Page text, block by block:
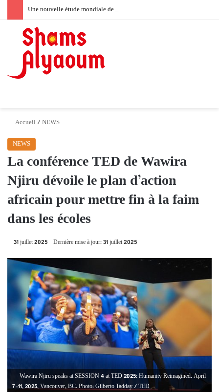
Accueil /NEWS
NEWS
La conférence TED de Wawira
Njiru dévoile le plan d’action
africain pour mettre fin à la faim
dans les écoles
31 juillet 2025 Dernière mise à jour: 31 juillet 2025
Wawira Njiru speaks at SESSION 4 at TED 2025: Humanity Reimagined. April
7-11, 2025, Vancouver, BC. Photo: Gilberto Tadday / TED